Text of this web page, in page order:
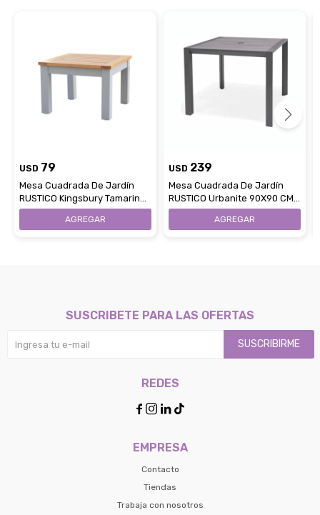
USD 79
Mesa Cuadrada De Jardín
RUSTICO Kingsbury Tamarin
46X46 CM
USD 239
Mesa Cuadrada De Jardín
RUSTICO Urbanite 90X90 CM -
Gris
EMPRESA
Contacto
Tiendas
Trabaja con nosotros
SUSCRIBETE PARA LAS OFERTAS
SUSCRIBIRME
REDES
   